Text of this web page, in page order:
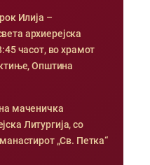
Илија –
архиерејска
часот, во храмот
Општина
маченичка
Литургија, со
„Св. Петка“